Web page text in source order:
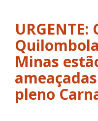
Minas
pleno